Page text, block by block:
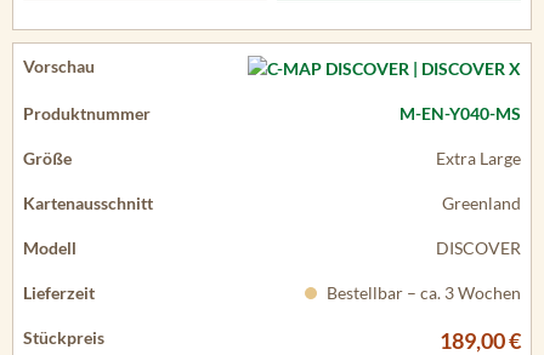
M-EN-Y040-MS
Extra Large
Greenland
DISCOVER
Bestellbar – ca. 3 Wochen
189,00 €